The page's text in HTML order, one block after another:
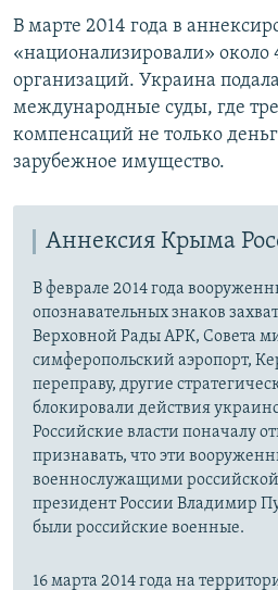
В марте 2014 года в
«национализировали»
организаций. Украина
международные суды, где
компенсаций не только
зарубежное имущество.​
Аннексия Крыма
В феврале 2014 года
опознавательных знаков
Верховной Рады АРК, Совета
симферопольский аэропорт,
переправу, другие
блокировали действия
Российские власти поначалу
признавать, что эти
военнослужащими
президент России Владимир
были российские военные.
16 марта 2014 года на